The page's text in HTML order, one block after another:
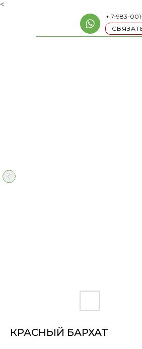
<
+ 7-983-
КРАСНЫЙ БАРХАТ